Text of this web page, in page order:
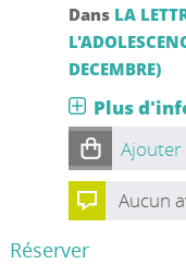
Dans LA
DECEMBRE)
Plus
Ajouter
Aucun
Réserver